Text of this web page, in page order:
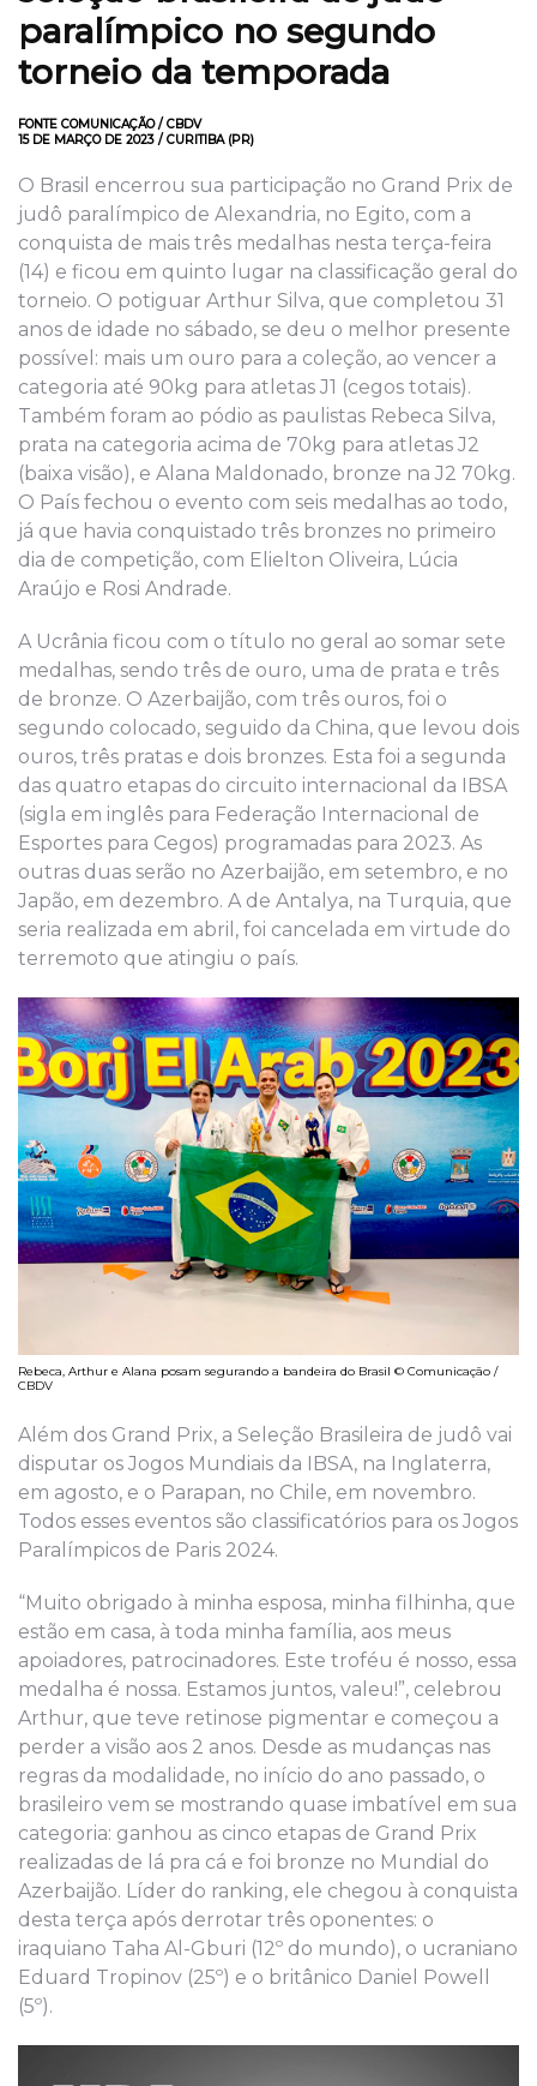
paralímpico no segundo
torneio da temporada
FONTE COMUNICAÇÃO / CBDV
15 DE MARÇO DE 2023 / CURITIBA (PR)
O Brasil encerrou sua participação no Grand Prix de
judô paralímpico de Alexandria, no Egito, com a
conquista de mais três medalhas nesta terça-feira
(14) e ficou em quinto lugar na classificação geral do
torneio. O potiguar Arthur Silva, que completou 31
anos de idade no sábado, se deu o melhor presente
possível: mais um ouro para a coleção, ao vencer a
categoria até 90kg para atletas J1 (cegos totais).
Também foram ao pódio as paulistas Rebeca Silva,
prata na categoria acima de 70kg para atletas J2
(baixa visão), e Alana Maldonado, bronze na J2 70kg.
O País fechou o evento com seis medalhas ao todo,
já que havia conquistado três bronzes no primeiro
dia de competição, com Elielton Oliveira, Lúcia
Araújo e Rosi Andrade.
A Ucrânia ficou com o título no geral ao somar sete
medalhas, sendo três de ouro, uma de prata e três
de bronze. O Azerbaijão, com três ouros, foi o
segundo colocado, seguido da China, que levou dois
ouros, três pratas e dois bronzes. Esta foi a segunda
das quatro etapas do circuito internacional da IBSA
(sigla em inglês para Federação Internacional de
Esportes para Cegos) programadas para 2023. As
outras duas serão no Azerbaijão, em setembro, e no
Japão, em dezembro. A de Antalya, na Turquia, que
seria realizada em abril, foi cancelada em virtude do
terremoto que atingiu o país.
Rebeca, Arthur e Alana posam segurando a bandeira do Brasil © Comunicação /
CBDV
Além dos Grand Prix, a Seleção Brasileira de judô vai
disputar os Jogos Mundiais da IBSA, na Inglaterra,
em agosto, e o Parapan, no Chile, em novembro.
Todos esses eventos são classificatórios para os Jogos
Paralímpicos de Paris 2024.
“Muito obrigado à minha esposa, minha filhinha, que
estão em casa, à toda minha família, aos meus
apoiadores, patrocinadores. Este troféu é nosso, essa
medalha é nossa. Estamos juntos, valeu!”, celebrou
Arthur, que teve retinose pigmentar e começou a
perder a visão aos 2 anos. Desde as mudanças nas
regras da modalidade, no início do ano passado, o
brasileiro vem se mostrando quase imbatível em sua
categoria: ganhou as cinco etapas de Grand Prix
realizadas de lá pra cá e foi bronze no Mundial do
Azerbaijão. Líder do ranking, ele chegou à conquista
desta terça após derrotar três oponentes: o
iraquiano Taha Al-Gburi (12º do mundo), o ucraniano
Eduard Tropinov (25º) e o britânico Daniel Powell
(5º).